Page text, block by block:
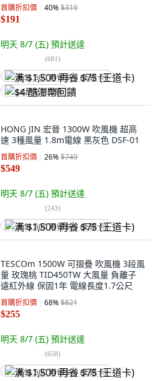
首購折扣價 40%$319
$191
明天 8/7 (五) 預計送達
(681)
满 $1,500 再省 $75 (王道卡)
$4 酷澎幣回饋
HONG JIN 宏晉 1300W 吹風機 超高
速 3種風量 1.8m電線 黑灰色 DSF-01
首購折扣價 26%$749
$549
明天 8/7 (五) 預計送達
(243)
满 $1,500 再省 $75 (王道卡)
TESCOm 1500W 可摺疊 吹風機 3段風
量 玫瑰桃 TID450TW 大風量 負離子
遠紅外線 保固1年 電線長度1.7公尺
首購折扣價 68%$821
$255
明天 8/7 (五) 預計送達
(658)
满 $1,500 再省 $75 (王道卡)